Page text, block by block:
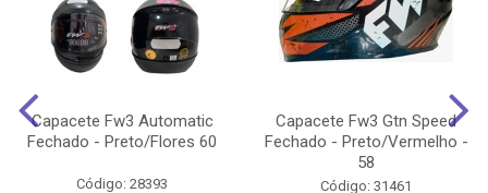
Capacete Fw3 Automatic
Fechado - Preto/Flores 60
Código: 28393
Capacete Fw3 Gtn Speed
Fechado - Preto/Vermelho -
58
Código: 31461